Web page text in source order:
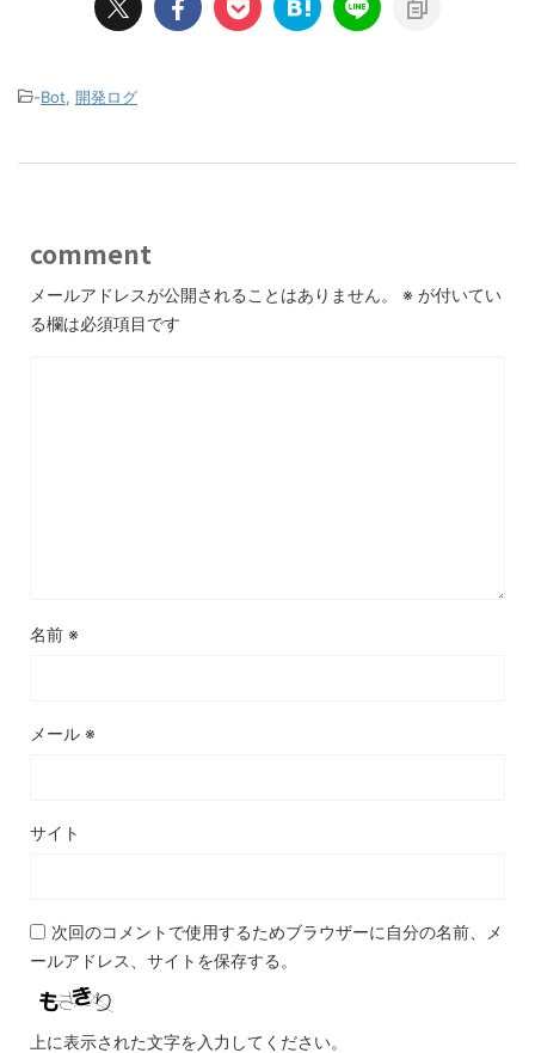
-Bot 開発ログ
comment
メールアドレスが公開されることはありません。 ※ が付いてい
る欄は必須項目です
名前 ※
メール ※
サイト
次回のコメントで使用するためブラウザーに自分の名前、メ
ールアドレス、サイトを保存する。
上に表示された文字を入力してください。